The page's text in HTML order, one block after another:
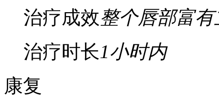
治疗成效整个唇部富
治疗时长1小时内
康复